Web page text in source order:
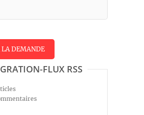
FLUX RSS